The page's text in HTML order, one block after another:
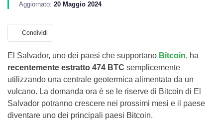
Aggiornato: 20 Maggio 2024
Condividi
El Salvador, uno dei paesi che supportano Bitcoin, ha
recentemente estratto 474 BTC semplicemente
utilizzando una centrale geotermica alimentata da un
vulcano. La domanda ora è se le riserve di Bitcoin di El
Salvador potranno crescere nei prossimi mesi e il paese
diventare uno dei principali paesi Bitcoin.